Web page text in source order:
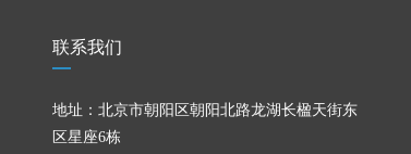
联系我们
地址：北京市朝阳区朝阳北路龙湖长楹天街东
区星座6栋